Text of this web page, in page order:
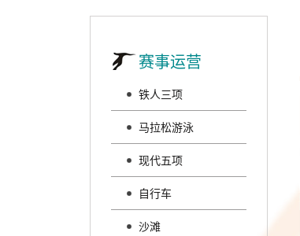
赛事运营
铁人三项
马拉松游泳
现代五项
自行车
沙滩